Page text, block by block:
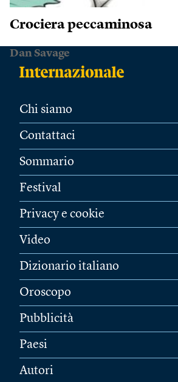
Crociera peccaminosa
Dan Savage
Chi siamo
Contattaci
Sommario
Festival
Privacy e cookie
Video
Dizionario italiano
Oroscopo
Pubblicità
Paesi
Autori